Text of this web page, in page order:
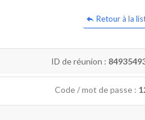
Retour à la
ID de réunion :
Code / mot de passe :